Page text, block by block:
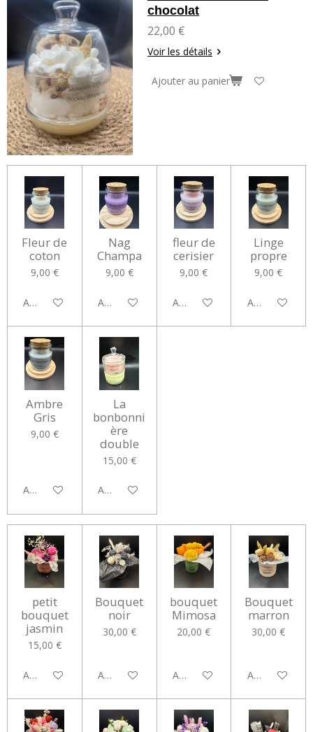
chocolat
22,00 €
Voir les détails
Ajouter au panier
Fleur de
coton
9,00 €
Ajouter au panier
Nag
Champa
9,00 €
Ajouter au panier
fleur de
cerisier
9,00 €
Ajouter au panier
Linge
propre
9,00 €
Ajouter au
Ambre
Gris
9,00 €
Ajouter au panier
La
bonbonni
ère
double
15,00 €
Ajouter au panier
petit
bouquet
jasmin
15,00 €
Ajouter au panier
Bouquet
noir
30,00 €
Ajouter au panier
bouquet
Mimosa
20,00 €
Ajouter au panier
Bouquet
marron
30,00 €
Ajouter au